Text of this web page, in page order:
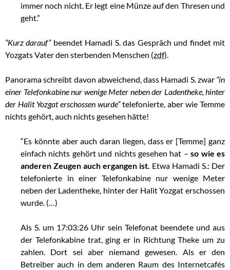
immer noch nicht. Er legt eine Münze auf den Thresen und
geht.”
“Kurz darauf”beendet Hamadi S. das Gespräch und findet mit
Yozgats Vater den sterbenden Menschen (zdf).
Panorama schreibt davon abweichend, dass Hamadi S. zwar “in
einer Telefonkabine nur wenige Meter neben der Ladentheke, hinter
der Halit Yozgat erschossen wurde”telefonierte, aber wie Temme
nichts gehört, auch nichts gesehen hätte!
“Es könnte aber auch daran liegen, dass er [Temme] ganz
einfach nichts gehört und nichts gesehen hat –so wie es
anderen Zeugen auch ergangen ist. Etwa Hamadi S.: Der
telefonierte in einer Telefonkabine nur wenige Meter
neben der Ladentheke, hinter der Halit Yozgat erschossen
wurde. (…)
Als S. um 17:03:26 Uhr sein Telefonat beendete und aus
der Telefonkabine trat, ging er in Richtung Theke um zu
zahlen. Dort sei aber niemand gewesen. Als er den
Betreiber auch in dem anderen Raum des Internetcafés